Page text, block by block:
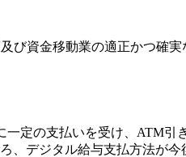
び資金移動業の適正かつ確
定の支払いを受け、ATM引
、デジタル給与支払方法が